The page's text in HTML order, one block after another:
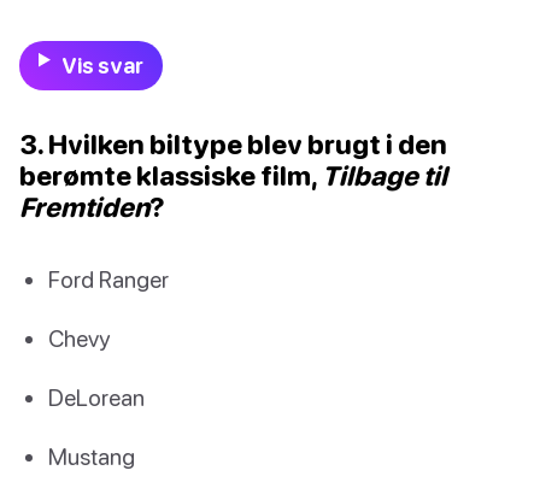
Vis svar
3. Hvilken biltype blev brugt i den
berømte klassiske film, Tilbage til
Fremtiden?
Ford Ranger
Chevy
DeLorean
Mustang